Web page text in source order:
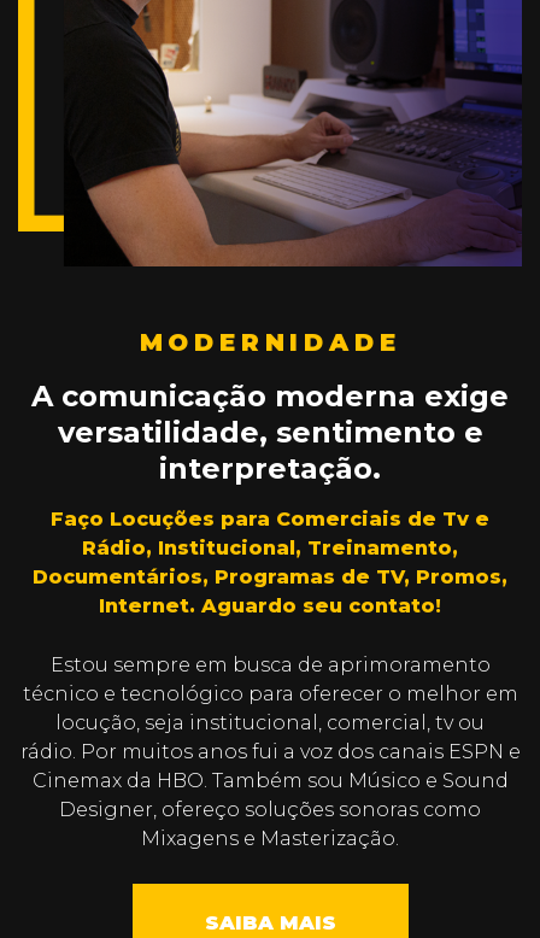
MODERNIDADE
A comunicação moderna exige
versatilidade, sentimento e
interpretação.
Faço Locuções para Comerciais de Tv e
Rádio, Institucional, Treinamento,
Documentários, Programas de TV, Promos,
Internet. Aguardo seu contato!
Estou sempre em busca de aprimoramento
técnico e tecnológico para oferecer o melhor em
locução, seja institucional, comercial, tv ou
rádio. Por muitos anos fui a voz dos canais ESPN e
Cinemax da HBO. Também sou Músico e Sound
Designer, ofereço soluções sonoras como
Mixagens e Masterização.
SAIBA MAIS